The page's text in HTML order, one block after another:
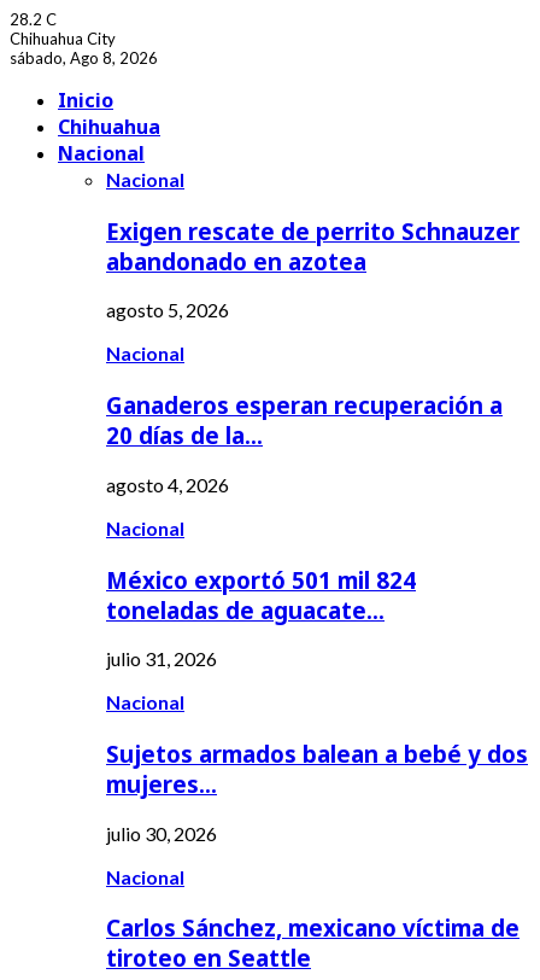
28.2 C
Chihuahua City
sábado, Ago 8, 2026
Inicio
Chihuahua
Nacional
Nacional
Exigen rescate de perrito Schnauzer
abandonado en azotea
agosto 5, 2026
Nacional
Ganaderos esperan recuperación a
20 días de la…
agosto 4, 2026
Nacional
México exportó 501 mil 824
toneladas de aguacate…
julio 31, 2026
Nacional
Sujetos armados balean a bebé y dos
mujeres…
julio 30, 2026
Nacional
Carlos Sánchez, mexicano víctima de
tiroteo en Seattle